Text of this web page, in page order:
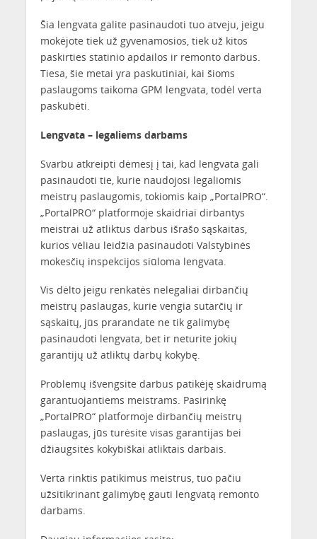
Šia lengvata galite pasinaudoti tuo atveju, jeigu
mokėjote tiek už gyvenamosios, tiek už kitos
paskirties statinio apdailos ir remonto darbus.
Tiesa, šie metai yra paskutiniai, kai šioms
paslaugoms taikoma GPM lengvata, todėl verta
paskubėti.
Lengvata – legaliems darbams
Svarbu atkreipti dėmesį į tai, kad lengvata gali
pasinaudoti tie, kurie naudojosi legaliomis
meistrų paslaugomis, tokiomis kaip „PortalPRO“.
„PortalPRO“ platformoje skaidriai dirbantys
meistrai už atliktus darbus išrašo sąskaitas,
kurios vėliau leidžia pasinaudoti Valstybinės
mokesčių inspekcijos siūloma lengvata.
Vis dėlto jeigu renkatės nelegaliai dirbančių
meistrų paslaugas, kurie vengia sutarčių ir
sąskaitų, jūs prarandate ne tik galimybę
pasinaudoti lengvata, bet ir neturite jokių
garantijų už atliktų darbų kokybę.
Problemų išvengsite darbus patikėję skaidrumą
garantuojantiems meistrams. Pasirinkę
„PortalPRO“ platformoje dirbančių meistrų
paslaugas, jūs turėsite visas garantijas bei
džiaugsitės kokybiškai atliktais darbais.
Verta rinktis patikimus meistrus, tuo pačiu
užsitikrinant galimybę gauti lengvatą remonto
darbams.